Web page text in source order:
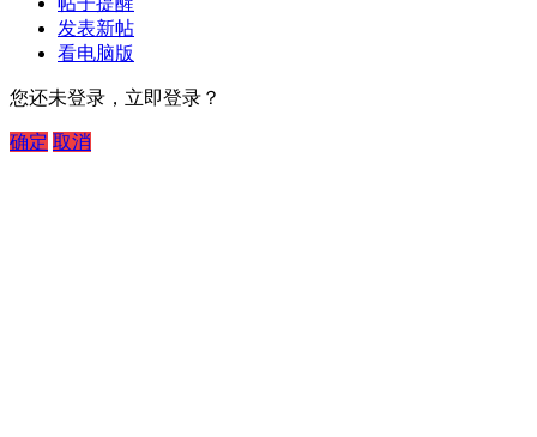
发表新帖
看电脑版
您还未登录，立即登录？
确定 取消